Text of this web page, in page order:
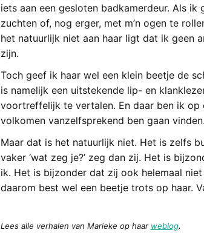
iets aan een gesloten badkamerdeur. Als
zuchten of, nog erger, met m’n ogen te
het natuurlijk niet aan haar ligt dat ik geen
zijn.
Toch geef ik haar wel een klein beetje de
is namelijk een uitstekende lip- en
voortreffelijk te vertalen. En daar ben ik
volkomen vanzelfsprekend ben gaan vinden.
Maar dat is het natuurlijk niet. Het is zelfs
vaker ‘wat zeg je?’ zeg dan zij. Het is
ik. Het is bijzonder dat zij ook helemaal niet
daarom best wel een beetje trots op haar.
Lees alle verhalen van Marieke op haar weblog.